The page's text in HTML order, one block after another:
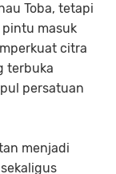
Toba, tetapi
masuk
citra
terbuka
persatuan
menjadi